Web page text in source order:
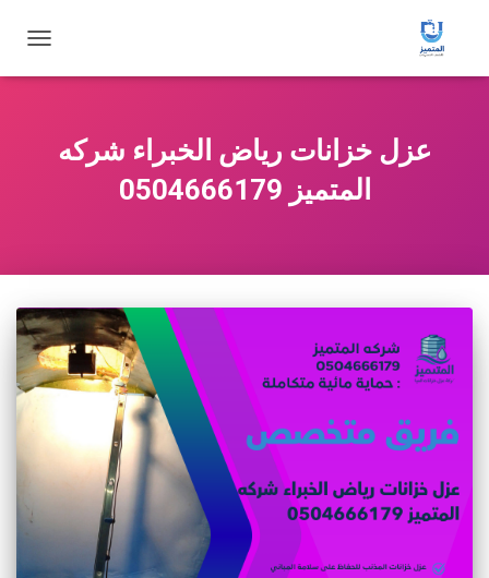
التنقل
عزل خزانات رياض الخبراء شركه
المتميز 0504666179